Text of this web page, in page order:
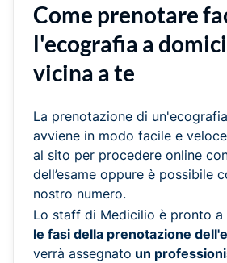
Come prenotare
l'ecografia a
vicina a te
La prenotazione di
avviene in modo facile e
al sito per procedere online
dell’esame oppure è possibile
nostro numero.
Lo staff di Medicilio è pronto a
le fasi della prenotazione
verrà assegnato un